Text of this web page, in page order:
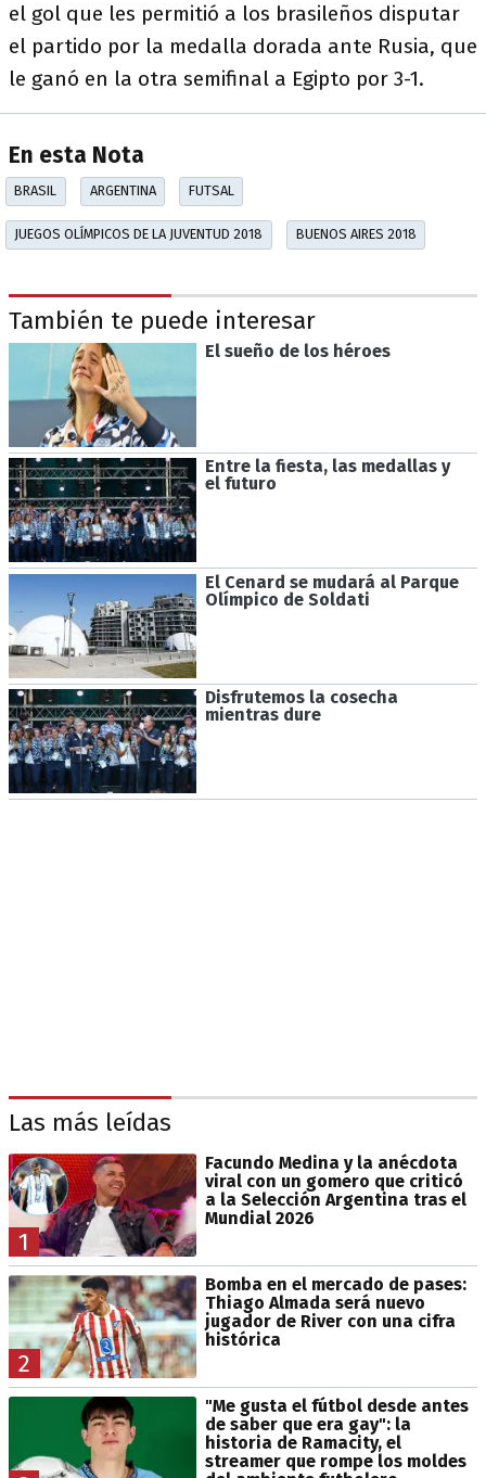
el gol que les permitió a los brasileños disputar
el partido por la medalla dorada ante Rusia, que
le ganó en la otra semifinal a Egipto por 3-1.
En esta Nota
BRASIL ARGENTINA FUTSAL
JUEGOS OLÍMPICOS DE LA JUVENTUD 2018 BUENOS AIRES 2018
También te puede interesar
El sueño de los héroes
Entre la fiesta, las medallas y
el futuro
El Cenard se mudará al Parque
Olímpico de Soldati
Disfrutemos la cosecha
mientras dure
Las más leídas
1
Facundo Medina y la anécdota
viral con un gomero que criticó
a la Selección Argentina tras el
Mundial 2026
2
Bomba en el mercado de pases:
Thiago Almada será nuevo
jugador de River con una cifra
histórica
"Me gusta el fútbol desde antes
de saber que era gay": la
historia de Ramacity, el
streamer que rompe los moldes